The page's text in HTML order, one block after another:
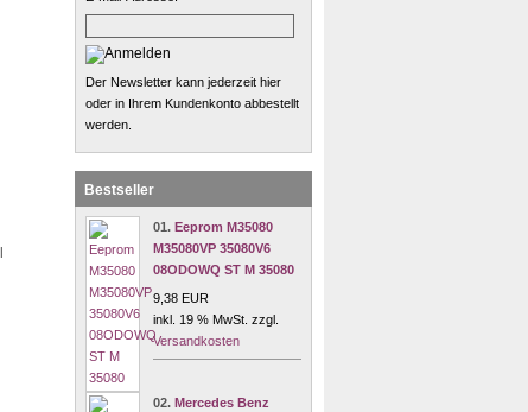
Der Newsletter kann jederzeit hier
oder in Ihrem Kundenkonto abbestellt
werden.
Bestseller
01. Eeprom M35080
M35080VP 35080V6
08ODOWQ ST M 35080
9,38 EUR
inkl. 19 % MwSt. zzgl.
Versandkosten
02. Mercedes Benz